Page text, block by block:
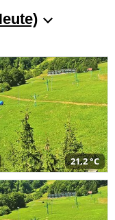
21,2 °C